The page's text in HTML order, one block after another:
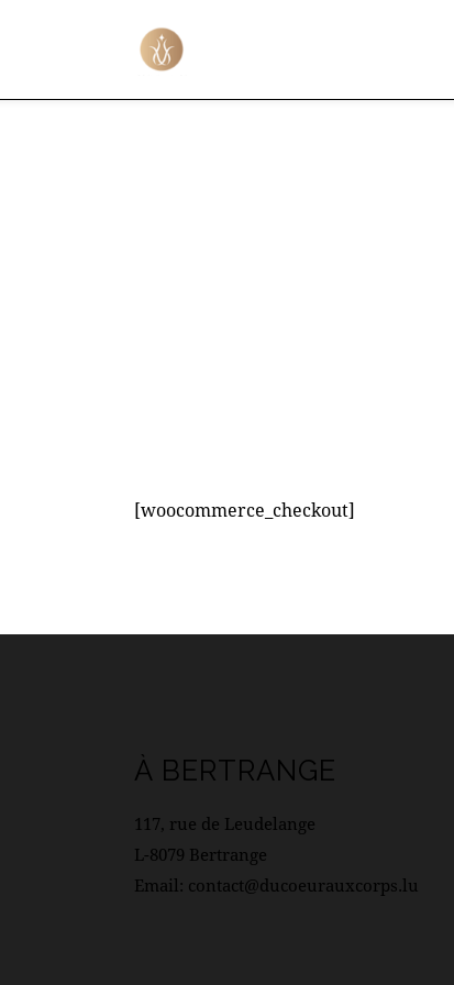
[woocommerce_checkout]
À BERTRANGE
117, rue de Leudelange
L-8079 Bertrange
Email: contact@ducoeurauxcorps.lu